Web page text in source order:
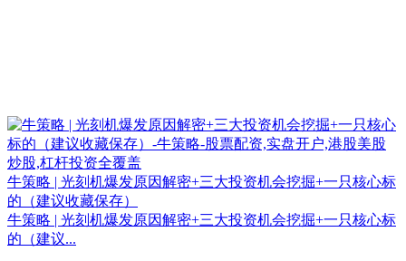
牛策略 | 光刻机爆发原因解密+三大投资机会挖掘+一只核心标
的（建议收藏保存）
牛策略 | 光刻机爆发原因解密+三大投资机会挖掘+一只核心标
的（建议...